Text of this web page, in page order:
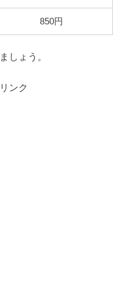
850円
しょう。
ンク